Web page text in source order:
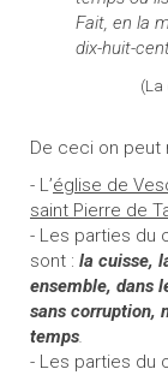
Fait, en la
dix-huit-
(La
De ceci on peut
- L’église de
saint Pierre de
- Les parties du
sont : la cuisse,
ensemble, dans
sans corruption,
temps.
- Les parties du